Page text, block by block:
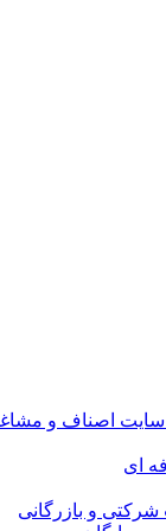
سایت اصناف و
ای
و بازرگانی